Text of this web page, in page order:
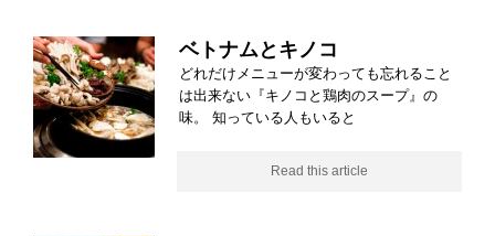
ベトナムとキノコ
どれだけメニューが変わっても忘れること
は出来ない『キノコと鶏肉のスープ』の
味。 知っている人もいると
Read this article